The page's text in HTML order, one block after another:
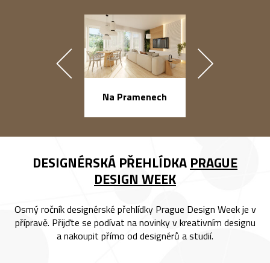
Na Pramenech
DESIGNÉRSKÁ PŘEHLÍDKA PRAGUE
DESIGN WEEK
Osmý ročník designérské přehlídky Prague Design Week je v
přípravě. Přijďte se podívat na novinky v kreativním designu
a nakoupit přímo od designérů a studií.